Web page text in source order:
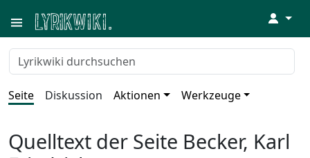
↓
Seite Diskussion Aktionen Werkzeuge
Quelltext der Seite Becker, Karl